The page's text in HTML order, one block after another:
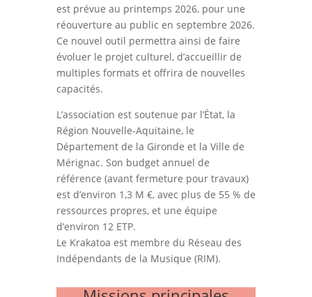
est prévue au printemps 2026, pour une
réouverture au public en septembre 2026.
Ce nouvel outil permettra ainsi de faire
évoluer le projet culturel, d’accueillir de
multiples formats et offrira de nouvelles
capacités.
L’association est soutenue par l’État, la
Région Nouvelle-Aquitaine, le
Département de la Gironde et la Ville de
Mérignac. Son budget annuel de
référence (avant fermeture pour travaux)
est d’environ 1,3 M €, avec plus de 55 % de
ressources propres, et une équipe
d’environ 12 ETP.
Le Krakatoa est membre du Réseau des
Indépendants de la Musique (RIM).